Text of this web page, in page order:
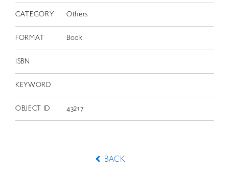
CATEGORY Others
FORMAT Book
ISBN
KEYWORD
OBJECT ID 43217
BACK